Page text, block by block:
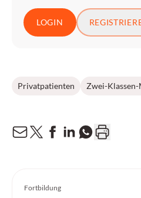
LOGIN
Privatpatienten Zwei-Klassen-
Fortbildung